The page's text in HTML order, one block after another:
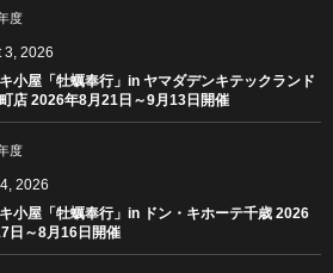
度
3, 2026
小屋「牡蠣奉行」in ヤマダデンキテックランド
店 2026年8月21日～9月13日開催
度
, 2026
小屋「牡蠣奉行」in ドン・キホーテ千歳 2026
日～8月16日開催